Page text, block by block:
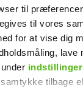
til
til vores
for at vise dig
lave
indstillinger
tilbage